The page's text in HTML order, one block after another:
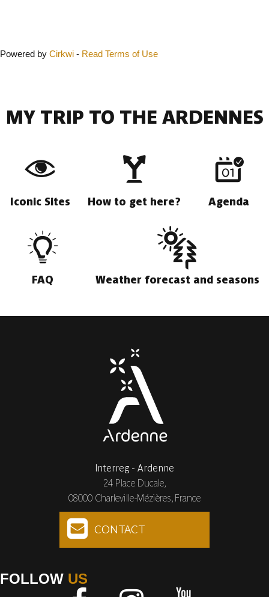
Powered by Cirkwi - Read Terms of Use
MY TRIP TO THE ARDENNES
Iconic Sites How to get here? Agenda
FAQ Weather forecast and seasons
Interreg - Ardenne
24 Place Ducale,
08000 Charleville-Mézières, France
CONTACT
FOLLOW US